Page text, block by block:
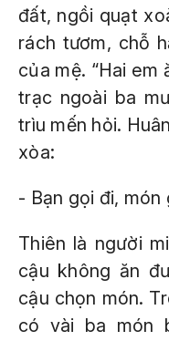
đất, ngồi quạt
rách tươm, chỗ
của mệ. “Hai em
trạc ngoài ba
trìu mến hỏi.
xòa:
- Bạn gọi đi, món
Thiên là người
cậu không ăn
cậu chọn món.
có vài ba món